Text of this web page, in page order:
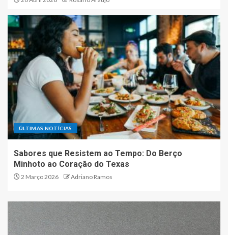
5
Inteligência Artificial na
Educação: O Fim do Tabu e o
Início de uma Nova Era de
Aprendizagem Personalizada
ÚLTIMAS NOTÍCIAS
Sabores que Resistem ao Tempo: Do Berço
Minhoto ao Coração do Texas
2 Março 2026 Adriano Ramos